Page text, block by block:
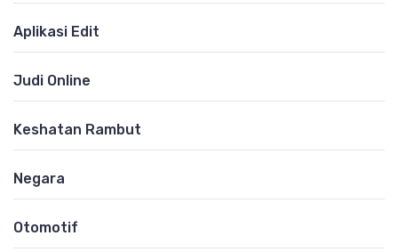
Aplikasi Edit
Judi Online
Keshatan Rambut
Negara
Otomotif